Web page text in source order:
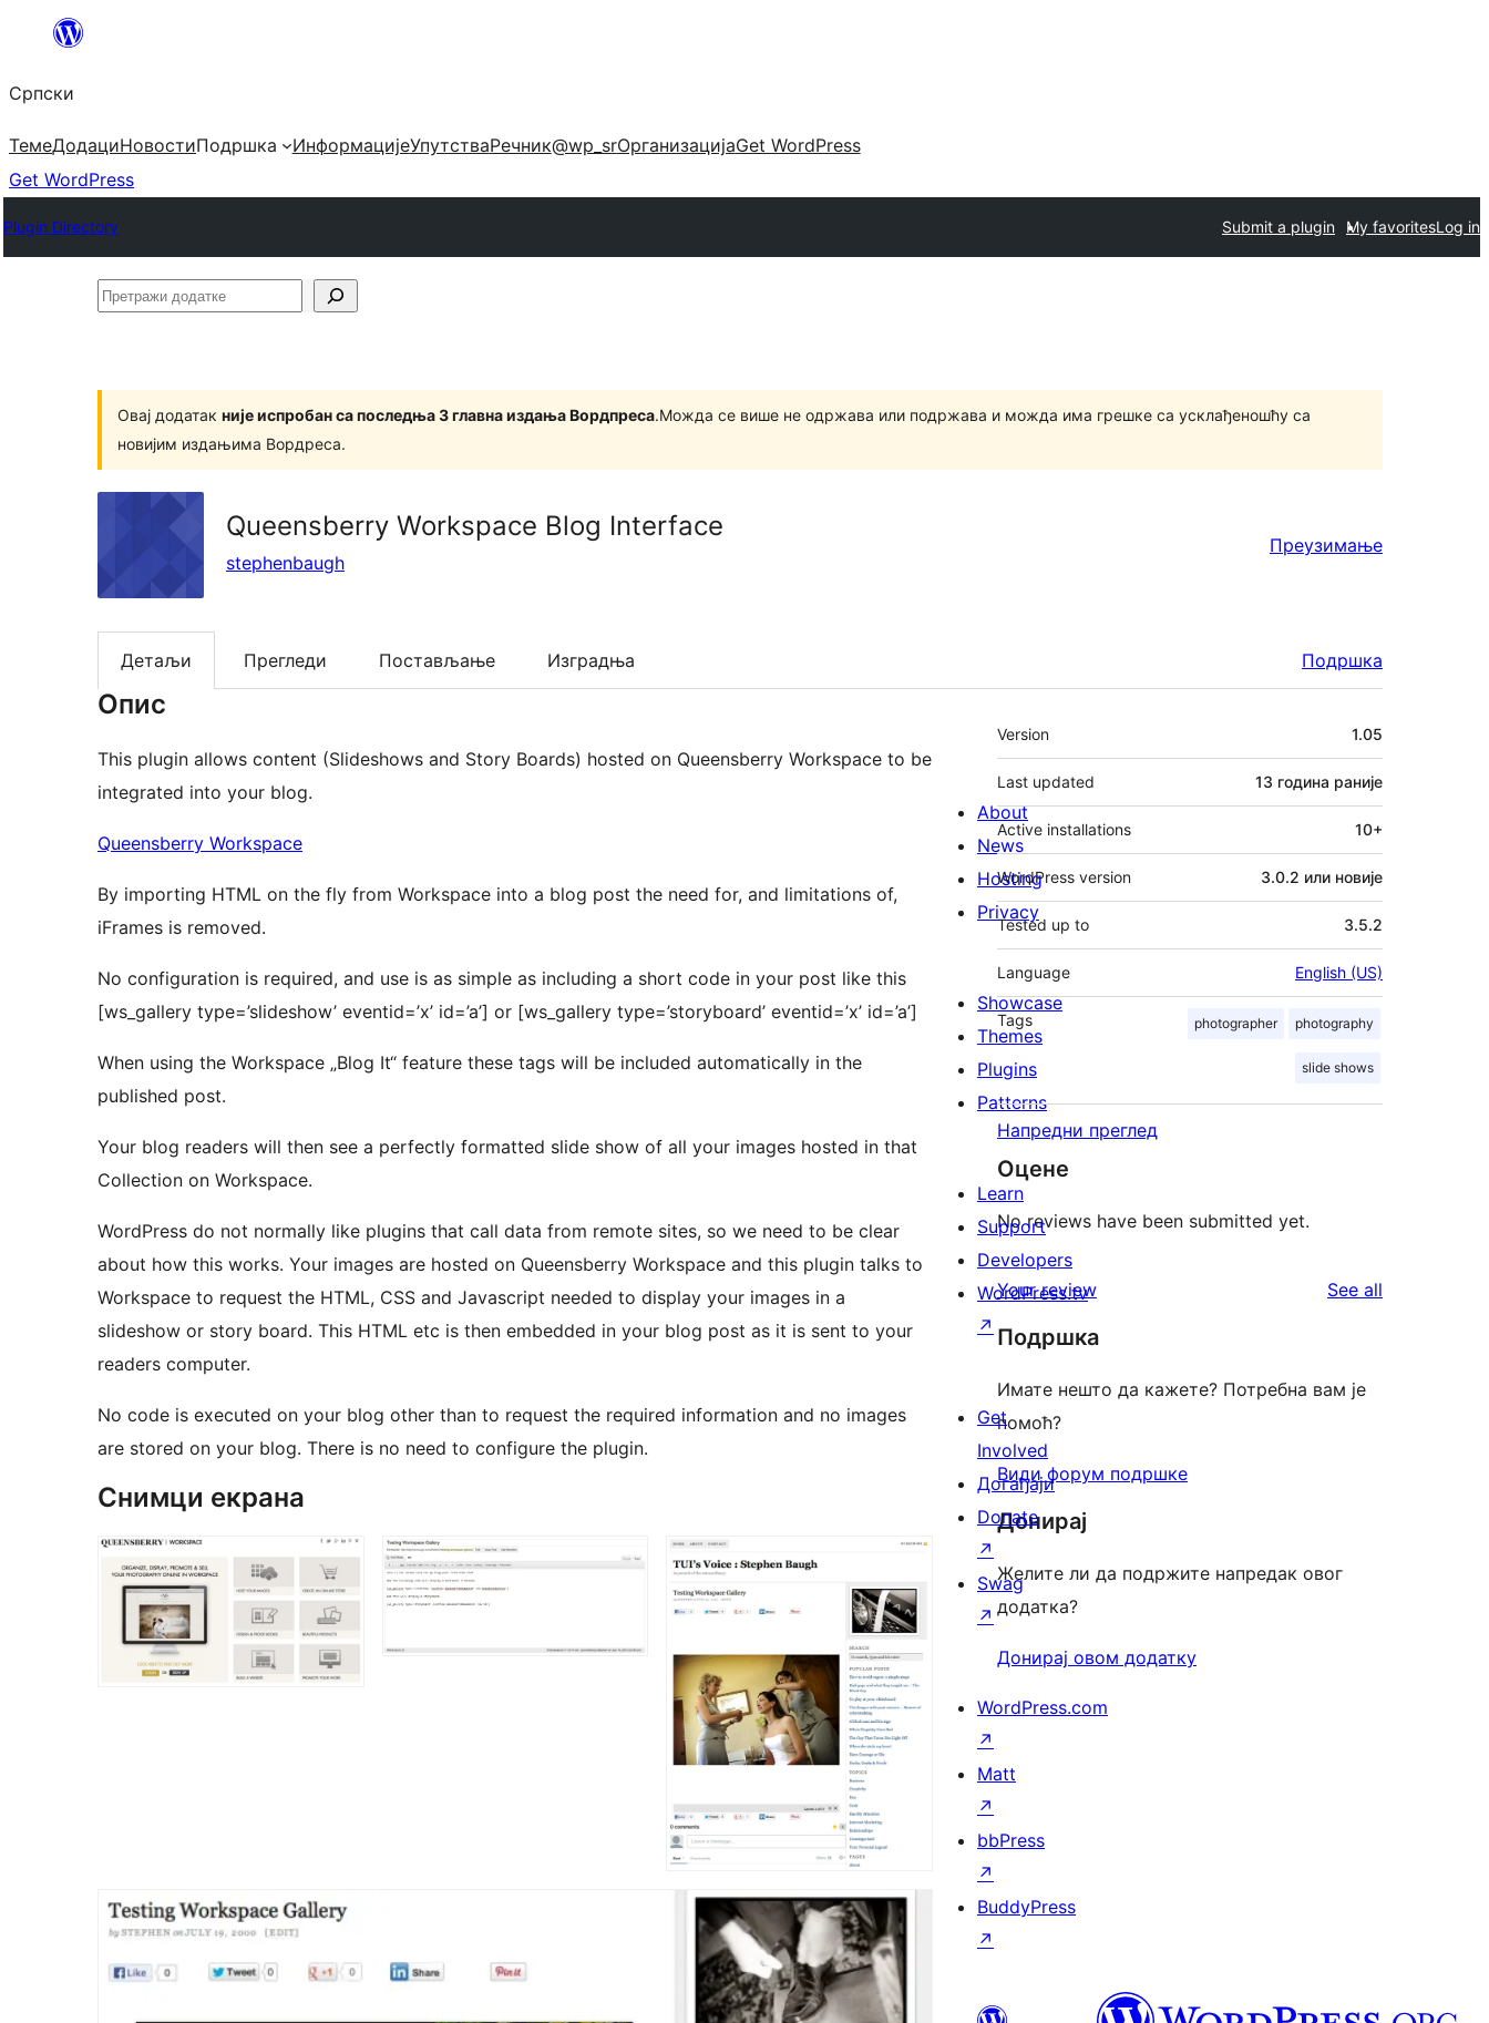
Скочи
садржај
Српски
ТемеДодациНовостиПодршка ИнформацијеУпутстваРечник@wp_srОрганизацијаGet WordPress
Get WordPress
Plugin Directory Submit a plugin My favoritesLog in
Претражи
Овај додатак није испробан са последња 3 главна издања Вордпреса.Можда се више не одржава или подржава и можда има грешке са усклађеношћу са
новијим издањима Вордреса.
Queensberry Workspace Blog Interface
stephenbaugh
Преузимање
Детаљи Прегледи Постављање Изградња Подршка
Опис
This plugin allows content (Slideshows and Story Boards) hosted on Queensberry Workspace to be
integrated into your blog.
Queensberry Workspace
By importing HTML on the fly from Workspace into a blog post the need for, and limitations of,
iFrames is removed.
No configuration is required, and use is as simple as including a short code in your post like this
[ws_gallery type=’slideshow’ eventid=’x’ id=’a’] or [ws_gallery type=’storyboard’ eventid=’x’ id=’a’]
When using the Workspace „Blog It“ feature these tags will be included automatically in the
published post.
Your blog readers will then see a perfectly formatted slide show of all your images hosted in that
Collection on Workspace.
WordPress do not normally like plugins that call data from remote sites, so we need to be clear
about how this works. Your images are hosted on Queensberry Workspace and this plugin talks to
Workspace to request the HTML, CSS and Javascript needed to display your images in a
slideshow or story board. This HTML etc is then embedded in your blog post as it is sent to your
readers computer.
No code is executed on your blog other than to request the required information and no images
are stored on your blog. There is no need to configure the plugin.
Снимци екрана
Мета
Version 1.05
Last updated 13 година раније
Active installations 10+
WordPress version 3.0.2 или новије
Tested up to 3.5.2
Language English (US)
Tags photographer photography
slide shows
Напредни преглед
Оцене
No reviews have been submitted yet.
Your review See all
Подршка
Имате нешто да кажете? Потребна вам је
помоћ?
Види форум подршке
Донирај
Желите ли да подржите напредак овог
додатка?
Донирај овом додатку
About
News
Hosting
Privacy
Showcase
Themes
Plugins
Patterns
Learn
Support
Developers
WordPress.tv
↗
Get
Involved
Догађаји
Donate
↗
Swag
↗
WordPress.com
↗
Matt
↗
bbPress
↗
BuddyPress
↗